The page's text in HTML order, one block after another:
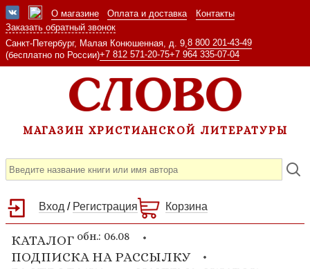
О магазине Оплата и доставка
Контакты
Заказать обратный звонок
Санкт-Петербург, Малая Конюшенная, д. 9, 8 800 201-43-49
(бесплатно по России)+7 812 571-20-75+7 964 335-07-04
МАГАЗИН ХРИСТИАНСКОЙ ЛИТЕРАТУРЫ
Вход / Регистрация Корзина
КАТАЛОГ обн.: 06.08
ПОДПИСКА НА РАССЫЛКУ